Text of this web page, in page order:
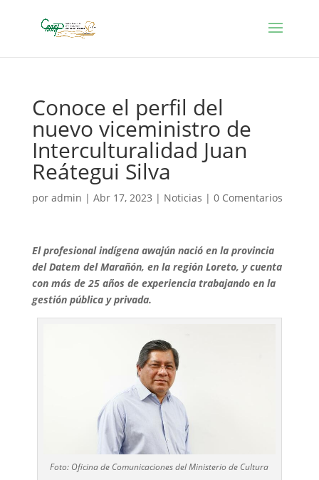
Conoce el perfil del
nuevo viceministro de
Interculturalidad Juan
Reátegui Silva
por admin | Abr 17, 2023 | Noticias | 0 Comentarios
El profesional indígena awajún nació en la provincia
del Datem del Marañón, en la región Loreto, y cuenta
con más de 25 años de experiencia trabajando en la
gestión pública y privada.
Foto: Oficina de Comunicaciones del Ministerio de Cultura